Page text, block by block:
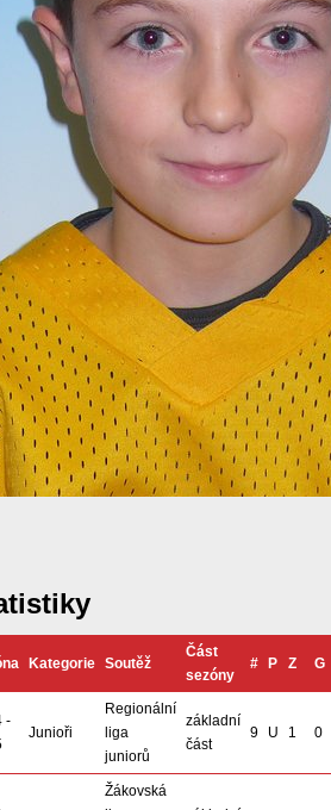
Kategorie Soutěž
Část
sezóny
# P Z G
-
Junioři
Regionální
liga
juniorů
základní
část
9 U 1 0
Žákovská